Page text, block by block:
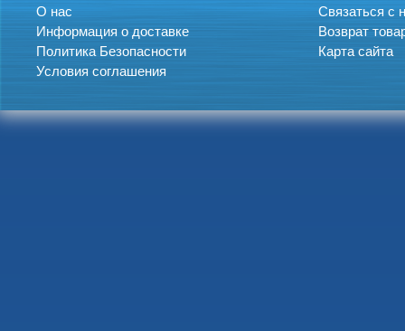
О нас
Информация о доставке
Политика Безопасности
Условия соглашения
Связаться с
Возврат
Карта сайта